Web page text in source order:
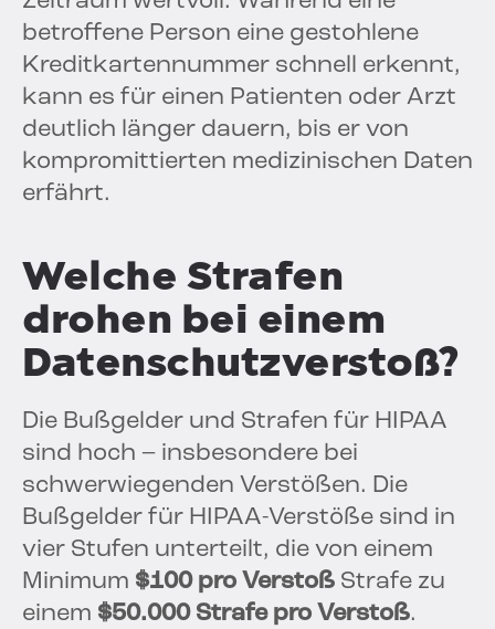
betroffene Person eine gestohlene
Kreditkartennummer schnell erkennt,
kann es für einen Patienten oder Arzt
deutlich länger dauern, bis er von
kompromittierten medizinischen Daten
erfährt.
Welche Strafen
drohen bei einem
Datenschutzverstoß?
Die Bußgelder und Strafen für HIPAA
sind hoch – insbesondere bei
schwerwiegenden Verstößen. Die
Bußgelder für HIPAA-Verstöße sind in
vier Stufen unterteilt, die von einem
Minimum $100 pro Verstoß Strafe zu
einem $50.000 Strafe pro Verstoß.